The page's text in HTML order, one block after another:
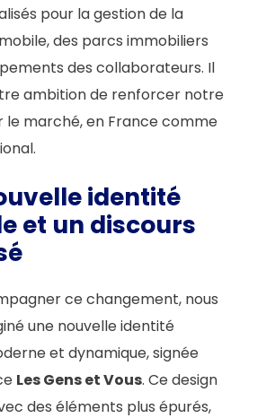
pour la gestion de la
des parcs immobiliers
des collaborateurs. Il
ambition de renforcer notre
le marché, en France comme
identité
et un discours
ce changement, nous
une nouvelle identité
et dynamique, signée
Les Gens et Vous. Ce design
des éléments plus épurés,